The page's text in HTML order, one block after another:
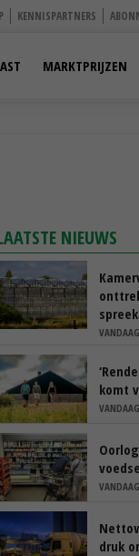
KENNISPARTNERS
MARKTPRIJZEN
NIEUWS
komt
druk